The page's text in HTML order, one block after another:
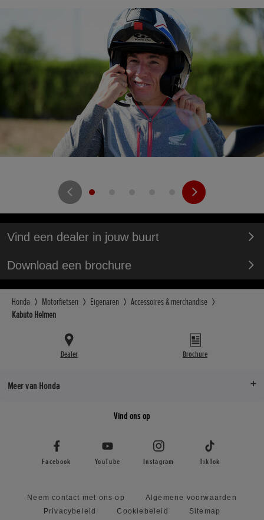
Vind een dealer in jouw buurt
Download een brochure
Honda Motorfietsen Eigenaren
Accessoires & merchandise
Kabuto Helmen
Dealer Brochure
Meer van Honda
Vind ons op
Facebook YouTube Instagram TikTok
Neem contact met ons op
Algemene voorwaarden
Privacybeleid
Cookiebeleid Sitemap